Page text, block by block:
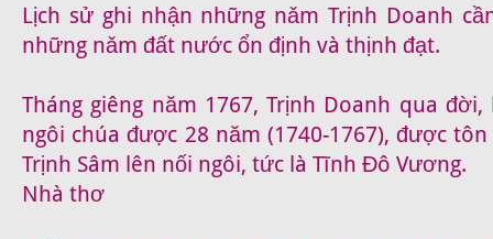
Lịch sử ghi nhận những nǎm Trịnh Doanh
những nǎm đất nước ổn định và thịnh đạt.
Tháng giêng năm 1767, Trịnh Doanh qua
ngôi chúa được 28 năm (1740-1767), được
Trịnh Sâm lên nối ngôi, tức là Tĩnh Đô Vương.
Nhà thơ